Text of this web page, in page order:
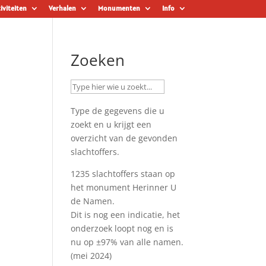
Verhalen Monumenten Info
Zoeken
Type de gegevens die u
zoekt en u krijgt een
overzicht van de gevonden
slachtoffers.
1235 slachtoffers staan op
het monument Herinner U
de Namen.
Dit is nog een indicatie, het
onderzoek loopt nog en is
nu op ±97% van alle namen.
(mei 2024)